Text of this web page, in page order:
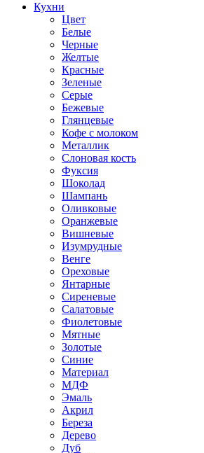
Кухни
Цвет
Белые
Черные
Желтые
Красные
Зеленые
Серые
Бежевые
Глянцевые
Кофе с молоком
Металлик
Слоновая кость
Фуксия
Шоколад
Шампань
Оливковые
Оранжевые
Вишневые
Изумрудные
Венге
Ореховые
Янтарные
Сиреневые
Салатовые
Фиолетовые
Мятные
Золотые
Синие
Материал
МДФ
Эмаль
Акрил
Береза
Дерево
Дуб